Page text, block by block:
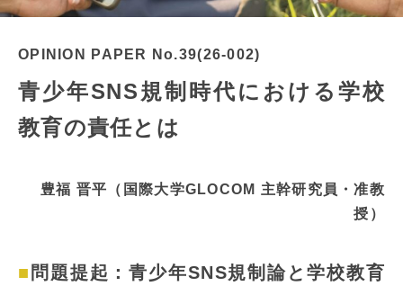
OPINION PAPER No.39(26-002)
青少年SNS規制時代における学校
教育の責任とは
豊福 晋平（国際大学GLOCOM 主幹研究員・准教
授）
問題提起：青少年SNS規制論と学校教育